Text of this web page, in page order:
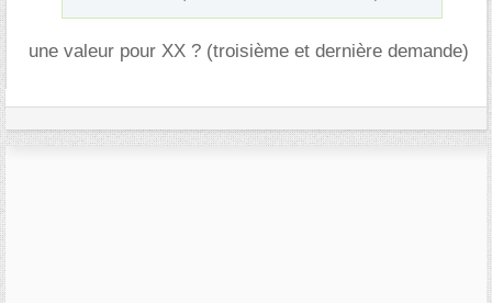
une valeur pour XX ? (troisième et dernière demande)